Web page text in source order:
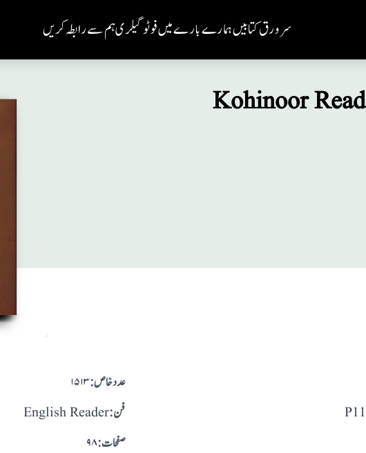
ہم سے رابطہ کریںفوٹو گیلریہمارے بارے میںکتابیںسر ورق
Kohinoor
۱۵۱۳ :عدد خاص
English Reader :فن
۹۸ :صفحات